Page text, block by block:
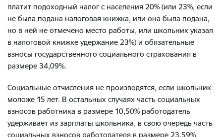
платит подоходный налог с населения 20% (или 23%, если
не была подана налоговая книжка, или она была подана,
но в ней не отмечено место работы, или школьник указал
в налоговой книжке удержание 23%) и обязательные
взносы государственного социального страхования в
размере 34,09%.
Социальные отчисления не производятся, если школьник
моложе 15 лет. В остальных случаях часть социальных
взносов работника в размере 10,50% работодатель
удерживает из зарплаты школьника, в свою очередь часть
социальных взносов работодателя в размере 23,59%